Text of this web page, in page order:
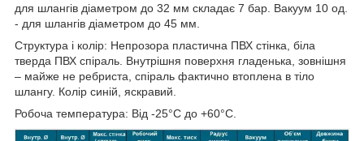
для шлангів діаметром до 32 мм складає 7 бар. Вакуум 10 од.
- для шлангів діаметром до 45 мм.
Структура і колір: Непрозора пластична ПВХ стінка, біла
тверда ПВХ спіраль. Внутрішня поверхня гладенька, зовнішня
– майже не ребриста, спіраль фактично втоплена в тіло
шлангу. Колір синій, яскравий.
Робоча температура: Від -25°C до +60°C.